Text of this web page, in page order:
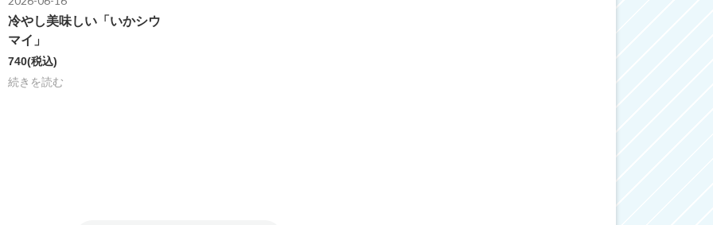
冷やし美味しい「いかシウ
マイ」
740(税込)
続きを読む